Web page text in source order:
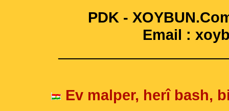
PDK -
Email :
Ev malper, herî bash,